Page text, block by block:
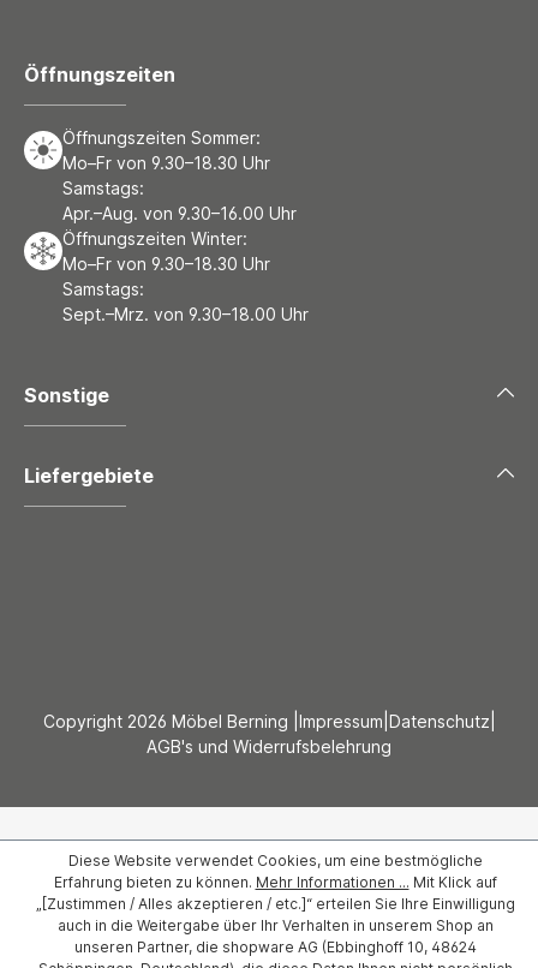
Öffnungszeiten
Öffnungszeiten Sommer:
Mo–Fr von 9.30–18.30 Uhr
Samstags:
Apr.–Aug. von 9.30–16.00 Uhr
Öffnungszeiten Winter:
Mo–Fr von 9.30–18.30 Uhr
Samstags:
Sept.–Mrz. von 9.30–18.00 Uhr
Sonstige
Liefergebiete
Copyright 2026 Möbel Berning | Impressum Datenschutz
AGB's und Widerrufsbelehrung
Diese Website verwendet Cookies, um eine bestmögliche
Erfahrung bieten zu können. Mehr Informationen ... Mit Klick auf
„[Zustimmen / Alles akzeptieren / etc.]“ erteilen Sie Ihre Einwilligung
auch in die Weitergabe über Ihr Verhalten in unserem Shop an
unseren Partner, die shopware AG (Ebbinghoff 10, 48624